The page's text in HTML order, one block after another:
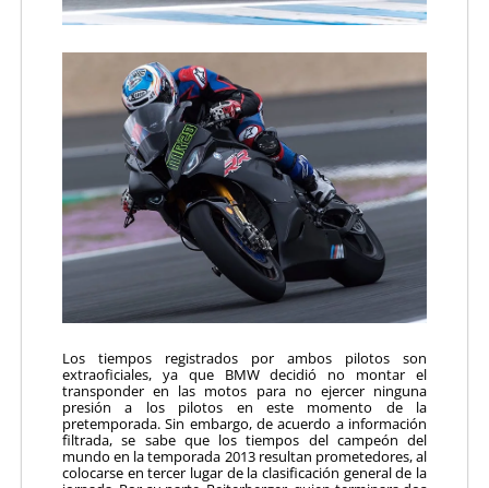
Los tiempos registrados por ambos pilotos son
extraoficiales, ya que BMW decidió no montar el
transponder en las motos para no ejercer ninguna
presión a los pilotos en este momento de la
pretemporada. Sin embargo, de acuerdo a información
filtrada, se sabe que los tiempos del campeón del
mundo en la temporada 2013 resultan prometedores, al
colocarse en tercer lugar de la clasificación general de la